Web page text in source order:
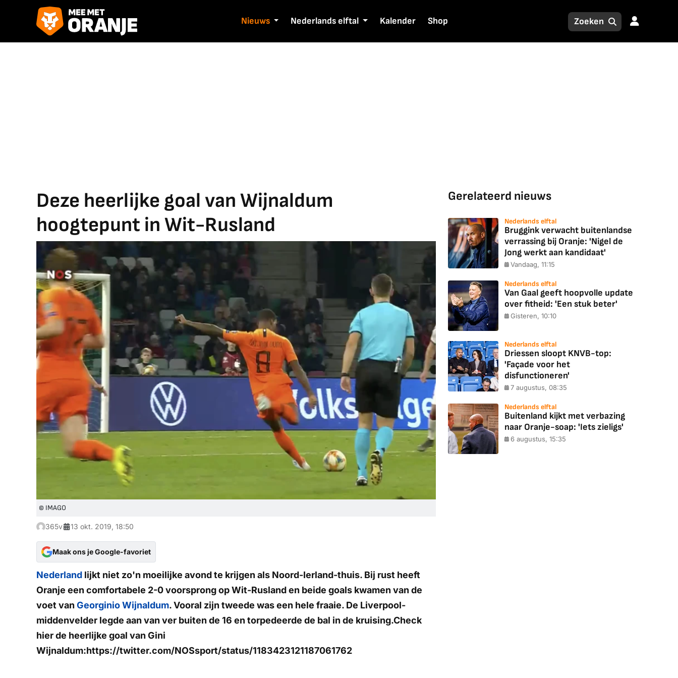
Nieuws Nederlands elftal Kalender Shop
Deze heerlijke goal van Wijnaldum
hoogtepunt in Wit-Rusland
© IMAGO
365v 13 okt. 2019, 18:50
Maak ons je Google-favoriet
Nederland lijkt niet zo'n moeilijke avond te krijgen als Noord-Ierland-thuis. Bij rust heeft
Oranje een comfortabele 2-0 voorsprong op Wit-Rusland en beide goals kwamen van de
voet van Georginio Wijnaldum. Vooral zijn tweede was een hele fraaie. De Liverpool-
middenvelder legde aan van ver buiten de 16 en torpedeerde de bal in de kruising.Check
hier de heerlijke goal van Gini
Wijnaldum:https://twitter.com/NOSsport/status/1183423121187061762
Gerelateerd nieuws
Nederlands elftal
Bruggink verwacht buitenlandse
verrassing bij Oranje: 'Nigel de
Jong werkt aan kandidaat'
Vandaag, 11:15
Nederlands elftal
Van Gaal geeft hoopvolle update
over fitheid: 'Een stuk beter'
Gisteren, 10:10
Nederlands elftal
Driessen sloopt KNVB-top:
'Façade voor het
disfunctioneren'
7 augustus, 08:35
Nederlands elftal
Buitenland kijkt met verbazing
naar Oranje-soap: 'Iets zieligs'
6 augustus, 15:35